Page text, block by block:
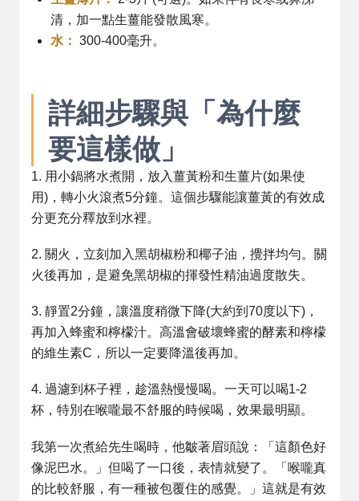
清，加一點生薑能發散風寒。
水： 300-400毫升。
詳細步驟與「為什麼
要這樣做」
1. 用小鍋將水煮開，放入薑黃粉和生薑片(如果使
用)，轉小火滾煮5分鐘。這個步驟能讓薑黃的有效成
分更充分釋放到水裡。
2. 關火，立刻加入黑胡椒粉和椰子油，攪拌均勻。關
火後再加，是避免黑胡椒的揮發性精油過度散失。
3. 靜置2分鐘，讓溫度稍微下降(大約到70度以下)，
再加入蜂蜜和檸檬汁。高溫會破壞蜂蜜的酵素和檸檬
的維生素C，所以一定要降溫後再加。
4. 過濾到杯子裡，趁溫熱慢慢喝。一天可以喝1-2
杯，特別在喉嚨最不舒服的時候喝，效果最明顯。
我第一次煮給先生喝時，他皺著眉頭說：「這顏色好
像泥巴水。」但喝了一口後，表情就變了。「喉嚨真
的比較舒服，有一種被包覆住的感覺。」這就是有效